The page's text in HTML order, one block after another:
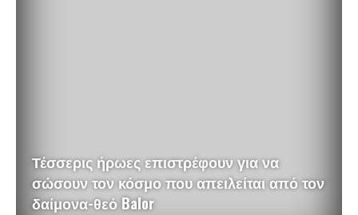
Τέσσερις ήρωες επιστρέφουν για να
σώσουν τον κόσμο που απειλείται από τον
δαίμονα-θεό Balor